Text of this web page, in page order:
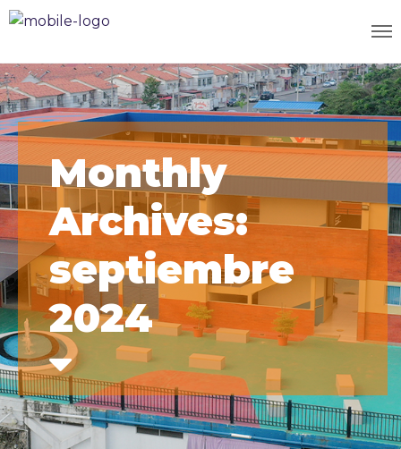
Monthly
Archives:
septiembre
2024